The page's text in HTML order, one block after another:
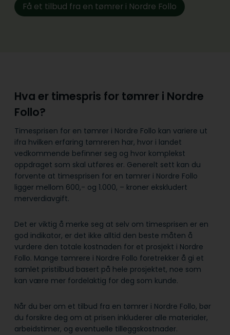
Få et tilbud fra en tømrer i Nordre Follo
Hva er timespris for tømrer i Nordre
Follo?
Timesprisen for en tømrer i Nordre Follo kan variere ut
ifra hvilken erfaring tømreren har, hvor i landet
vedkommende befinner seg og hvor komplekst
oppdraget som skal utføres er. Generelt sett kan du
forvente at timesprisen for en tømrer i Nordre Follo
ligger mellom 600,- og 1.000, – kroner ekskludert
merverdiavgift.
Det er viktig å merke seg at selv om timesprisen er en
god indikator, er det ikke alltid den beste måten å
vurdere den totale kostnaden for et prosjekt i Nordre
Follo. Mange tømrere i Nordre Follo foretrekker å gi et
samlet pristilbud basert på hele prosjektet, noe som
kan være mer fordelaktig for deg som kunde.
Når du ber om et tilbud fra en tømrer i Nordre Follo, bør
du forsikre deg om at prisen inkluderer alle materialer,
arbeidstimer, og eventuelle tilleggskostnader.